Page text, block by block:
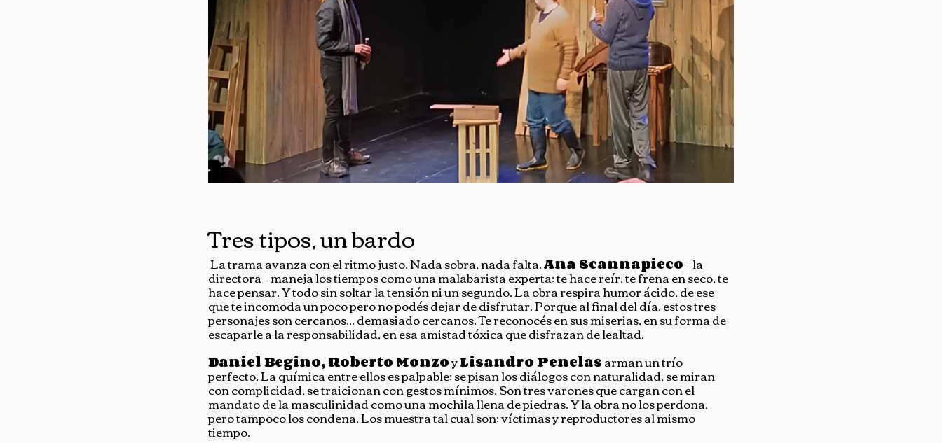
Tres tipos, un bardo
La trama avanza con el ritmo justo. Nada sobra, nada falta.Ana Scannapieco—la
directora— maneja los tiempos como una malabarista experta: te hace reír, te frena en seco, te
hace pensar. Y todo sin soltar la tensión ni un segundo. La obra respira humor ácido, de ese
que te incomoda un poco pero no podés dejar de disfrutar. Porque al final del día, estos tres
personajes son cercanos... demasiado cercanos. Te reconocés en sus miserias, en su forma de
escaparle a la responsabilidad, en esa amistad tóxica que disfrazan de lealtad.
Daniel Begino, Roberto MonzoyLisandro Penelasarman un trío
perfecto. La química entre ellos es palpable: se pisan los diálogos con naturalidad, se miran
con complicidad, se traicionan con gestos mínimos. Son tres varones que cargan con el
mandato de la masculinidad como una mochila llena de piedras. Y la obra no los perdona,
pero tampoco los condena. Los muestra tal cual son: víctimas y reproductores al mismo
tiempo.